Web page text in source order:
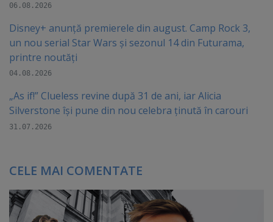
06.08.2026
Disney+ anunță premierele din august. Camp Rock 3,
un nou serial Star Wars și sezonul 14 din Futurama,
printre noutăți
04.08.2026
„As if!” Clueless revine după 31 de ani, iar Alicia
Silverstone își pune din nou celebra ținută în carouri
31.07.2026
CELE MAI COMENTATE